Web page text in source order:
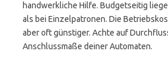
handwerkliche Hilfe. Budgetseitig
als bei Einzelpatronen. Die
aber oft günstiger. Achte auf
Anschlussmaße deiner Automaten.